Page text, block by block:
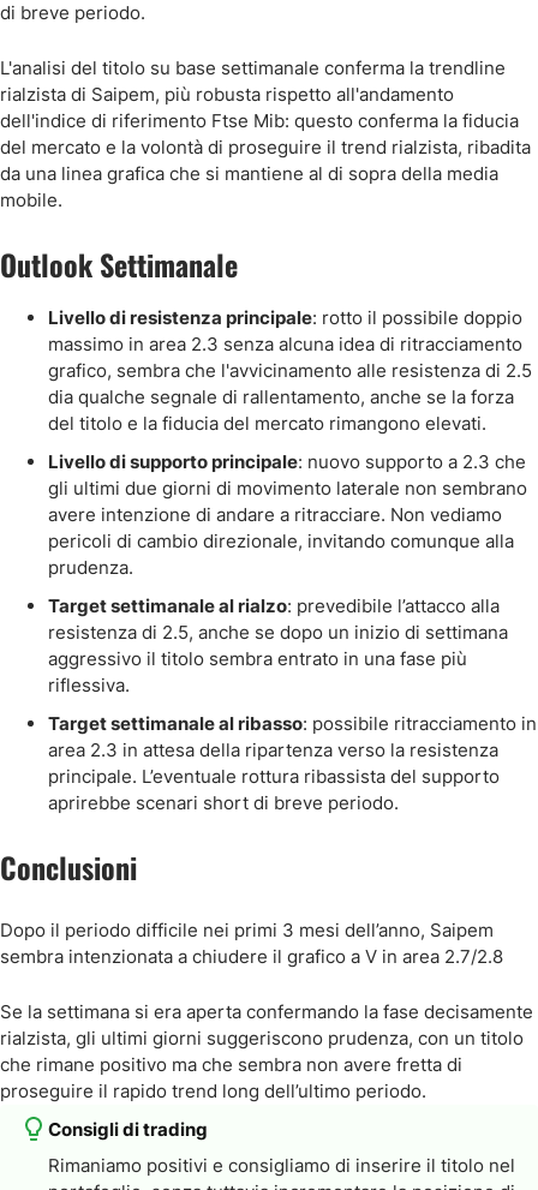
di breve periodo.
L'analisi del titolo su base settimanale conferma la trendline
rialzista di Saipem, più robusta rispetto all'andamento
dell'indice di riferimento Ftse Mib: questo conferma la fiducia
del mercato e la volontà di proseguire il trend rialzista, ribadita
da una linea grafica che si mantiene al di sopra della media
mobile.
Outlook Settimanale
Livello di resistenza principale: rotto il possibile doppio
massimo in area 2.3 senza alcuna idea di ritracciamento
grafico, sembra che l'avvicinamento alle resistenza di 2.5
dia qualche segnale di rallentamento, anche se la forza
del titolo e la fiducia del mercato rimangono elevati.
Livello di supporto principale: nuovo supporto a 2.3 che
gli ultimi due giorni di movimento laterale non sembrano
avere intenzione di andare a ritracciare. Non vediamo
pericoli di cambio direzionale, invitando comunque alla
prudenza.
Target settimanale al rialzo: prevedibile l’attacco alla
resistenza di 2.5, anche se dopo un inizio di settimana
aggressivo il titolo sembra entrato in una fase più
riflessiva.
Target settimanale al ribasso: possibile ritracciamento in
area 2.3 in attesa della ripartenza verso la resistenza
principale. L’eventuale rottura ribassista del supporto
aprirebbe scenari short di breve periodo.
Conclusioni
Dopo il periodo difficile nei primi 3 mesi dell’anno, Saipem
sembra intenzionata a chiudere il grafico a V in area 2.7/2.8
Se la settimana si era aperta confermando la fase decisamente
rialzista, gli ultimi giorni suggeriscono prudenza, con un titolo
che rimane positivo ma che sembra non avere fretta di
proseguire il rapido trend long dell’ultimo periodo.
Consigli di trading
Rimaniamo positivi e consigliamo di inserire il titolo nel